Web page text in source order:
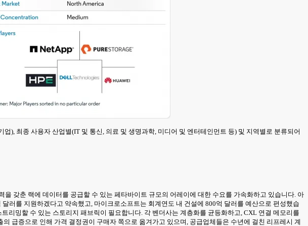
), 최종 사용자 산업별(IT 및 통신, 의료 및 생명과학, 미디어 및 엔터테인먼트 등) 및 지역별로 분류되어
갖춘 랙에 데이터를 공급할 수 있는 페타바이트 규모의 어레이에 대한 수요를 가속화하고 있습니다. 아
러를 지원하겠다고 약속했고, 마이크로소프트는 회계연도 내 건설에 800억 달러를 예산으로 편성했습
리밍할 수 있는 스토리지 패브릭이 필요합니다. 각 벤더사는 계층화를 균등화하고, CXL 연결 메모리를
급증으로 인해 가격 결정권이 구매자 쪽으로 옮겨가고 있으며, 공급업체들은 수년에 걸친 리프레시 계